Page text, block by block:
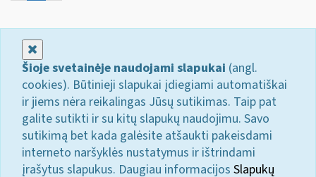
Šioje svetainėje naudojami slapukai (angl.
cookies). Būtinieji slapukai įdiegiami automatiškai
ir jiems nėra reikalingas Jūsų sutikimas. Taip pat
galite sutikti ir su kitų slapukų naudojimu. Savo
sutikimą bet kada galėsite atšaukti pakeisdami
interneto naršyklės nustatymus ir ištrindami
įrašytus slapukus. Daugiau informacijos Slapukų